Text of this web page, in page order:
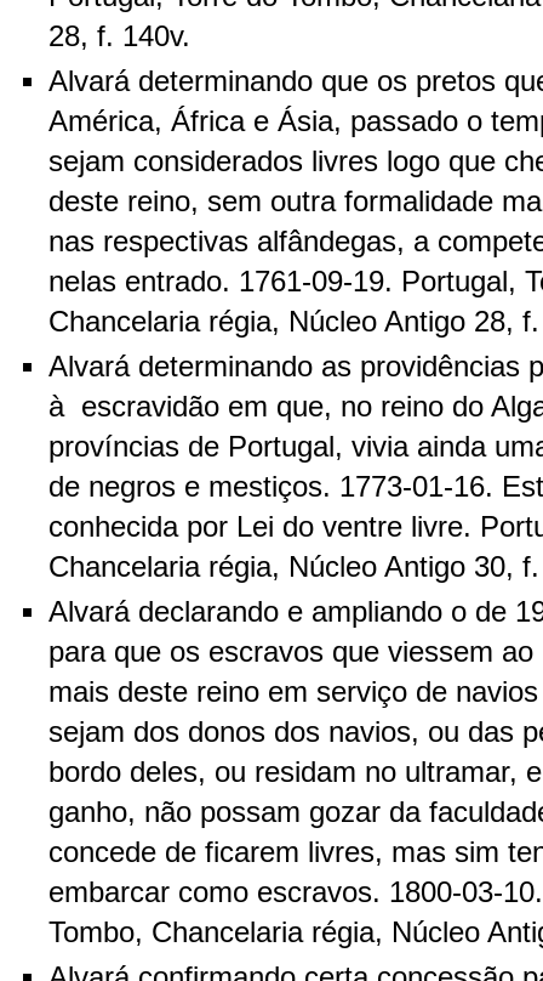
28, f. 140v.
Alvará determinando que os pretos
América, África e Ásia, passado o
sejam considerados livres logo que
deste reino, sem outra formalidade
nas respectivas alfândegas, a
nelas entrado. 1761-09-19. Portugal,
Chancelaria régia, Núcleo Antigo 28,
Alvará determinando as providências
à escravidão em que, no reino do
províncias de Portugal, vivia ainda
de negros e mestiços. 1773-01-16.
conhecida por Lei do ventre livre.
Chancelaria régia, Núcleo Antigo 30,
Alvará declarando e ampliando o de
para que os escravos que viessem
mais deste reino em serviço de
sejam dos donos dos navios, ou das
bordo deles, ou residam no ultramar,
ganho, não possam gozar da
concede de ficarem livres, mas sim
embarcar como escravos. 1800-03-
Tombo, Chancelaria régia, Núcleo